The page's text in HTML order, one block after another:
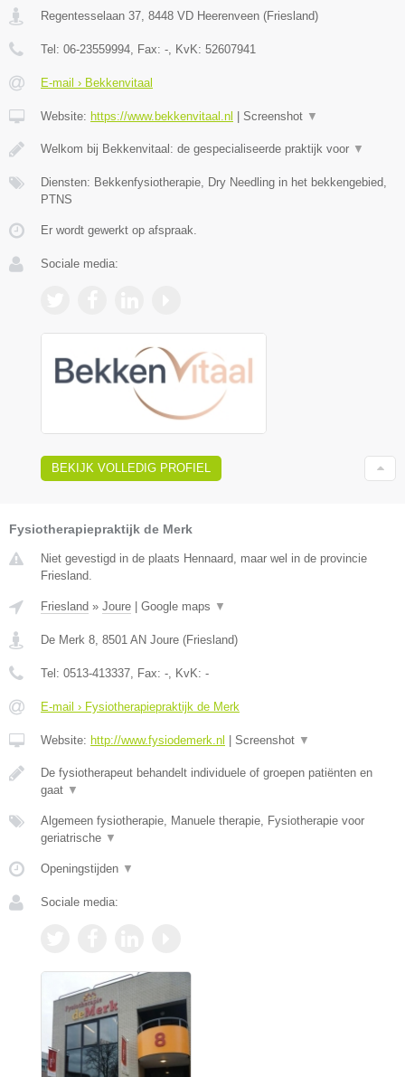
Regentesselaan 37 8448 VD Heerenveen (Friesland)
Tel: 06-23559994 , Fax: - , KvK: 52607941
E-mail › Bekkenvitaal
Website: https://www.bekkenvitaal.nl Screenshot ▼
Welkom bij Bekkenvitaal: de gespecialiseerde praktijk voor ▼
Diensten: Bekkenfysiotherapie, Dry Needling in het bekkengebied,
PTNS
Er wordt gewerkt op afspraak.
Sociale media:
BEKIJK VOLLEDIG PROFIEL
Fysiotherapiepraktijk de Merk
Niet gevestigd in de plaats Hennaard, maar wel in de provincie
Friesland.
Friesland » Joure Google maps ▼
De Merk 8, 8501 AN Joure (Friesland)
Tel: 0513-413337, Fax: -, KvK: -
E-mail › Fysiotherapiepraktijk de Merk
Website: http://www.fysiodemerk.nl Screenshot ▼
De fysiotherapeut behandelt individuele of groepen patiënten en
gaat ▼
Algemeen fysiotherapie, Manuele therapie, Fysiotherapie voor
geriatrische ▼
Openingstijden ▼
Sociale media: